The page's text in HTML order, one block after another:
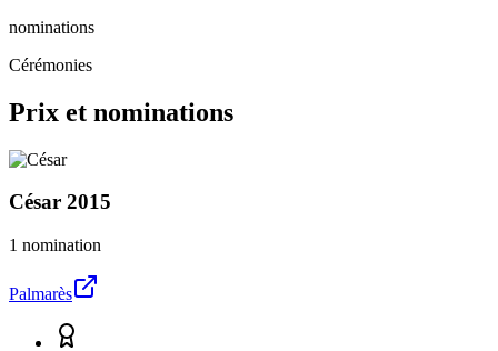
nominations
Cérémonies
Prix et nominations
César 2015
1 nomination
Palmarès